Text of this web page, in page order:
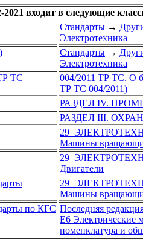
входит в следующие
Стандарты →
Электротехника
Стандарты →
Электротехника
ТС
004/2011 ТР ТС. О
ТР ТС 004/2011)
РАЗДЕЛ IV.
РАЗДЕЛ III.
29
Машины
29
Двигатели
29
Машины
по КГС Последняя
Е6 Электрические
номенклатура и